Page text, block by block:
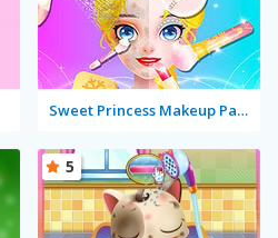
Sweet Princess Makeup Party
5